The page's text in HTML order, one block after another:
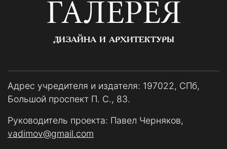
ГАЛЕРЕЯ
ДИЗАЙНА И АРХИТЕКТУРЫ
Адрес учредителя и издателя: 197022, СПб,
Большой проспект П. С., 83.
Руководитель проекта: Павел Черняков,
vadimov@gmail.com